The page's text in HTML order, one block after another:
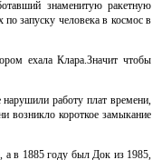
знаменитую ракетную
запуску человека в космос в
ехала Клара.Значит чтобы
работу плат времени,
возникло короткое замыкание
а в 1885 году был Док из 1985,